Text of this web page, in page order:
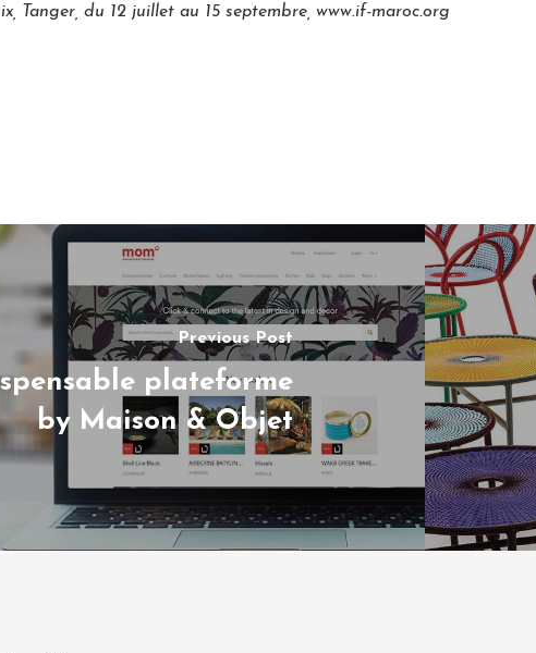
Tanger, du 12 juillet au 15 septembre, www.if-maroc.org
Previous Post
plateforme
by Maison & Objet